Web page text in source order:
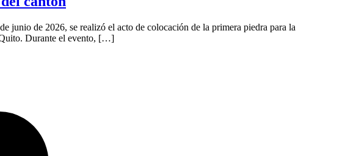
de 2026, se realizó el acto de colocación de la primera piedra para la
Quito. Durante el evento, […]